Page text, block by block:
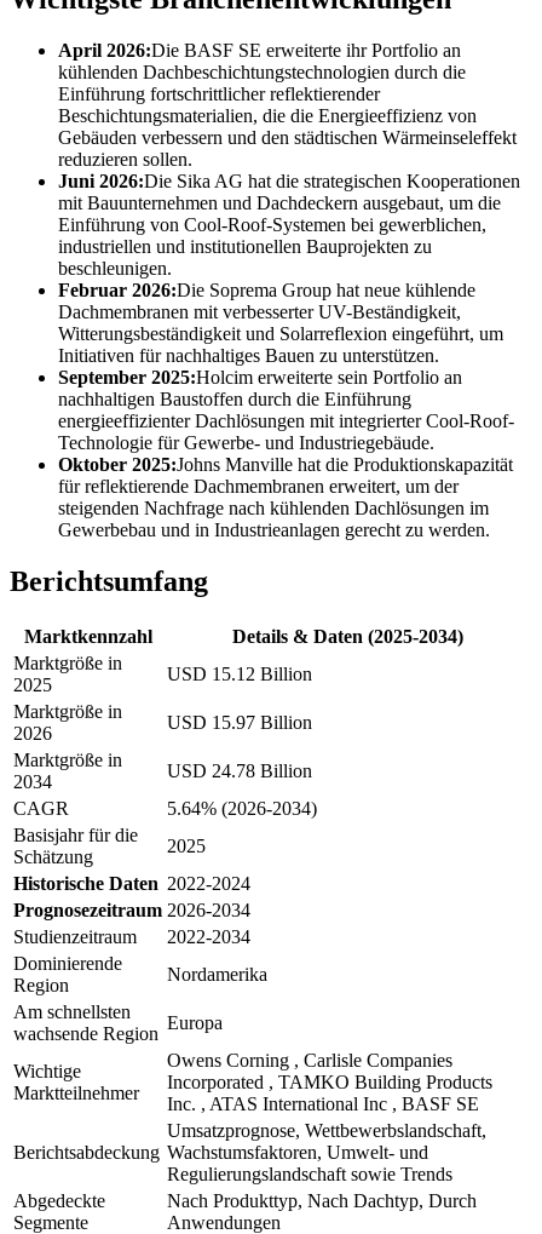
April 2026:Die BASF SE erweiterte ihr Portfolio an
kühlenden Dachbeschichtungstechnologien durch die
Einführung fortschrittlicher reflektierender
Beschichtungsmaterialien, die die Energieeffizienz von
Gebäuden verbessern und den städtischen Wärmeinseleffekt
reduzieren sollen.
Juni 2026:Die Sika AG hat die strategischen Kooperationen
mit Bauunternehmen und Dachdeckern ausgebaut, um die
Einführung von Cool-Roof-Systemen bei gewerblichen,
industriellen und institutionellen Bauprojekten zu
beschleunigen.
Februar 2026:Die Soprema Group hat neue kühlende
Dachmembranen mit verbesserter UV-Beständigkeit,
Witterungsbeständigkeit und Solarreflexion eingeführt, um
Initiativen für nachhaltiges Bauen zu unterstützen.
September 2025:Holcim erweiterte sein Portfolio an
nachhaltigen Baustoffen durch die Einführung
energieeffizienter Dachlösungen mit integrierter Cool-Roof-
Technologie für Gewerbe- und Industriegebäude.
Oktober 2025:Johns Manville hat die Produktionskapazität
für reflektierende Dachmembranen erweitert, um der
steigenden Nachfrage nach kühlenden Dachlösungen im
Gewerbebau und in Industrieanlagen gerecht zu werden.
Berichtsumfang
Marktkennzahl
Details & Daten (2025-2034)
Marktgröße in
2025
USD 15.12 Billion
Marktgröße in
2026
USD 15.97 Billion
Marktgröße in
2034
USD 24.78 Billion
CAGR
5.64% (2026-2034)
Basisjahr für die
Schätzung
2025
Historische Daten 2022-2024
Prognosezeitraum 2026-2034
Studienzeitraum
2022-2034
Dominierende
Region
Nordamerika
Am schnellsten
wachsende Region
Europa
Wichtige
Marktteilnehmer
Owens Corning , Carlisle Companies
Incorporated , TAMKO Building Products
Inc. , ATAS International Inc , BASF SE
Berichtsabdeckung
Umsatzprognose, Wettbewerbslandschaft,
Wachstumsfaktoren, Umwelt- und
Regulierungslandschaft sowie Trends
Abgedeckte
Segmente
Nach Produkttyp, Nach Dachtyp, Durch
Anwendungen